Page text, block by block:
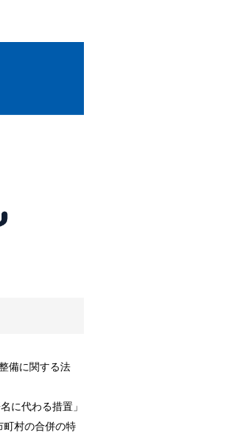
備に関する法
に代わる措置」
町村の合併の特